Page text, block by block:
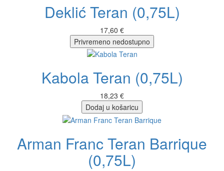
Deklić Teran (0,75L)
17,60 €
Privremeno nedostupno
Kabola Teran (0,75L)
18,23 €
Dodaj u košaricu
Arman Franc Teran Barrique
(0,75L)